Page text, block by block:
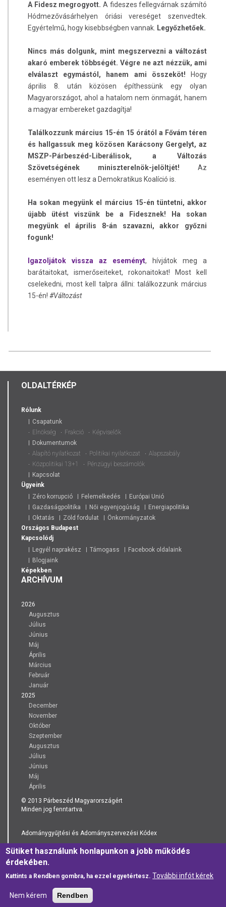
A Fidesz megrogyott. A fideszes fellegvárnak számító
Hódmezővásárhelyen óriási vereséget szenvedtek.
Egyértelmű, hogy kisebbségben vannak. Legyőzhetőek.
Nincs más dolgunk, mint megszervezni a változást
akaró emberek többségét. Végre ne azt nézzük, ami
elválaszt egymástól, hanem ami összeköt! Hogy
április 8. után közösen építhessünk egy olyan
Magyarországot, ahol a hatalom nem önmagát, hanem
a magyar embereket gazdagítja!
Találkozzunk március 15-én 15 órától a Fővám téren
és hallgassuk meg közösen Karácsony Gergelyt, az
MSZP-Párbeszéd-Liberálisok, a Változás
Szövetségének miniszterelnök-jelöltjét! Az
eseményen ott lesz a Demokratikus Koalíció is.
Ha sokan megyünk el március 15-én tüntetni, akkor
újabb ütést viszünk be a Fidesznek! Ha sokan
megyünk el április 8-án szavazni, akkor győzni
fogunk!
Igazoljátok vissza az eseményt, hívjátok meg a
barátaitokat, ismerőseiteket, rokonaitokat! Most kell
cselekedni, most kell talpra állni: találkozzunk március
15-én! #Változást
OLDALTÉRKÉP
Rólunk
Csapatunk
Elnökség
Frakció
Képviselők
Dokumentumok
Alapító nyilatkozat
Politikai nyilatkozat
Alapszabály
Közpolitikai 13+1
Pénzügyi beszámolók
Kapcsolat
Ügyeink
Zéro korrupció
Felemelkedés
Európai Unió
Gazdaságpolitika
Női egyenjogúság
Energiapolitika
Oktatás
Zöld fordulat
Önkormányzatok
Országos Budapest
Kapcsolódj
Legyél naprakész
Támogass
Facebook oldalaink
Blogjaink
Képekben
ARCHÍVUM
2026
Augusztus
Július
Június
Máj
Április
Március
Február
Január
2025
December
November
Október
Szeptember
Augusztus
Július
Június
Máj
Április
© 2013 Párbeszéd Magyarországért
Minden jog fenntartva.
Adománygyűjtési és Adományszervezési Kódex
Sütiket használunk honlapunkon a jobb működés
érdekében.
Kattints a Rendben gombra, ha ezzel egyetértesz. További infót kérek
Nem kérem Rendben